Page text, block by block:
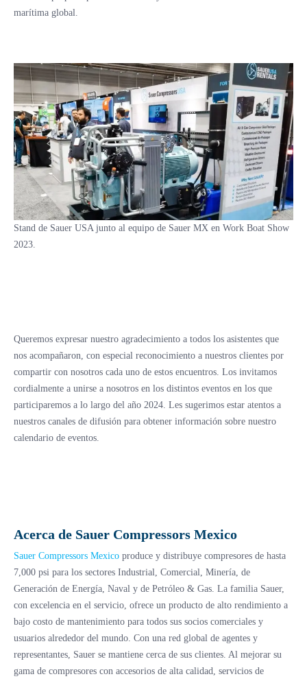
marítima global.
Stand de Sauer USA junto al equipo de Sauer MX en Work Boat Show
2023.
Queremos expresar nuestro agradecimiento a todos los asistentes que
nos acompañaron, con especial reconocimiento a nuestros clientes por
compartir con nosotros cada uno de estos encuentros. Los invitamos
cordialmente a unirse a nosotros en los distintos eventos en los que
participaremos a lo largo del año 2024. Les sugerimos estar atentos a
nuestros canales de difusión para obtener información sobre nuestro
calendario de eventos.
Acerca de Sauer Compressors Mexico
Sauer Compressors Mexico produce y distribuye compresores de hasta
7,000 psi para los sectores Industrial, Comercial, Minería, de
Generación de Energía, Naval y de Petróleo & Gas. La familia Sauer,
con excelencia en el servicio, ofrece un producto de alto rendimiento a
bajo costo de mantenimiento para todos sus socios comerciales y
usuarios alrededor del mundo. Con una red global de agentes y
representantes, Sauer se mantiene cerca de sus clientes. Al mejorar su
gama de compresores con accesorios de alta calidad, servicios de